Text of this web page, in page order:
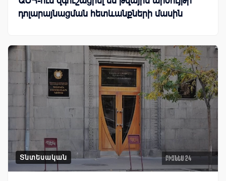
դոլարայնացման հետևանքների մասին
Տնտեսական